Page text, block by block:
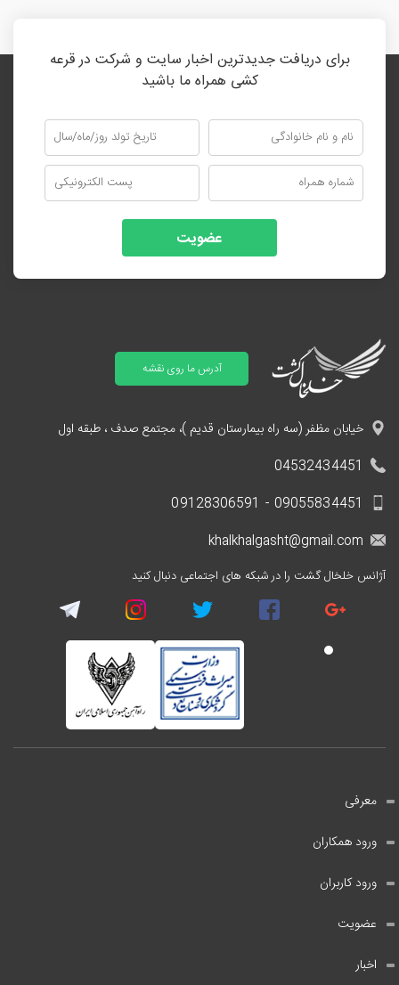
برای دریافت جدیدترین اخبار سایت و شرکت در قرعه
کشی همراه ما باشید
عضویت
آدرس ما روی نقشه
خیابان مظفر (سه راه بیمارستان قدیم )، مجتمع صدف ، طبقه اول
04532434451
09055834451 - 09128306591
khalkhalgasht@gmail.com
آژانس خلخال گشت را در شبکه های اجتماعی دنبال کنید
معرفی
ورود همکاران
ورود کاربران
عضویت
اخبار